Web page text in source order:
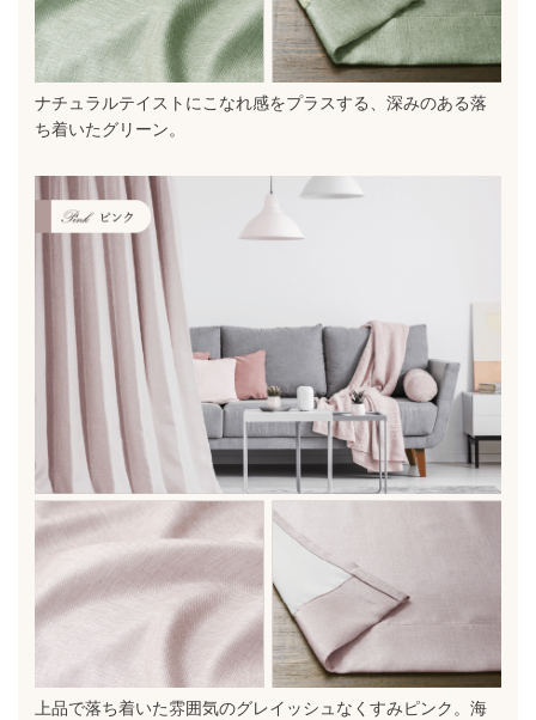
ナチュラルテイストにこなれ感をプラスする、深みのある落
ち着いたグリーン。
上品で落ち着いた雰囲気のグレイッシュなくすみピンク。海